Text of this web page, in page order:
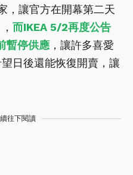
，讓官方在開幕第二天
而IKEA 5/2再度公告
暫停供應 ，讓許多喜愛
日後還能恢復開賣，讓
往下閱讀